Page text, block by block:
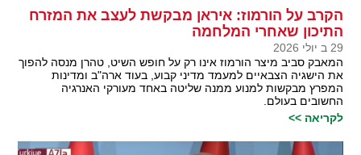
הקרב על הורמוז: איראן מבקשת לעצב את המזרח
התיכון שאחרי המלחמה
29 ב יולי 2026
המאבק סביב מיצר הורמוז אינו רק על חופש השיט, טהרן מנסה להפוך
את הישגיה הצבאיים למעמד מדיני קבוע, בעוד ארה"ב ומדינות
המפרץ מבקשות למנוע ממנה שליטה באחד מעורקי האנרגיה
החשובים בעולם.
לקריאה >>